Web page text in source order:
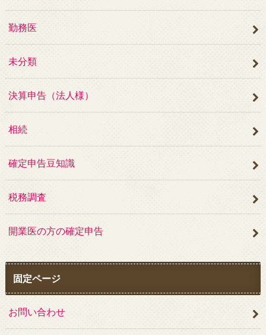
勤務医
未分類
決算申告（法人様）
相続
確定申告豆知識
税務調査
開業医の方の確定申告
固定ページ
お問い合わせ